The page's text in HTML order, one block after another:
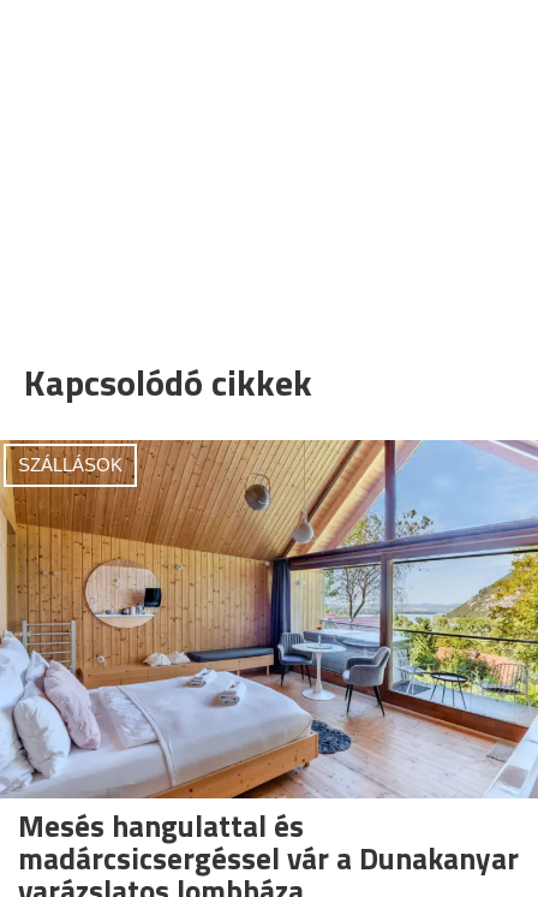
Kapcsolódó cikkek
SZÁLLÁSOK
Mesés hangulattal és
madárcsicsergéssel vár a Dunakanyar